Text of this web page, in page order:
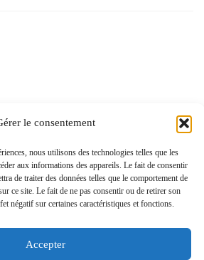
le consentement
nous utilisons des technologies telles que les
aux informations des appareils. Le fait de consentir
de traiter des données telles que le comportement de
ce site. Le fait de ne pas consentir ou de retirer son
négatif sur certaines caractéristiques et fonctions.
Accepter
© 2026. Tous droits réservés.